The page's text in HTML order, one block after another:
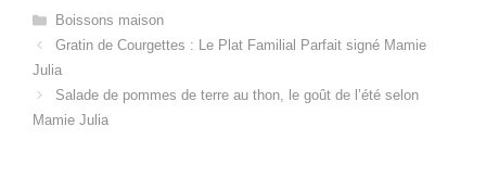
Categories
Boissons maison
Gratin de Courgettes : Le Plat Familial Parfait signé Mamie
Julia
Salade de pommes de terre au thon, le goût de l’été selon
Mamie Julia